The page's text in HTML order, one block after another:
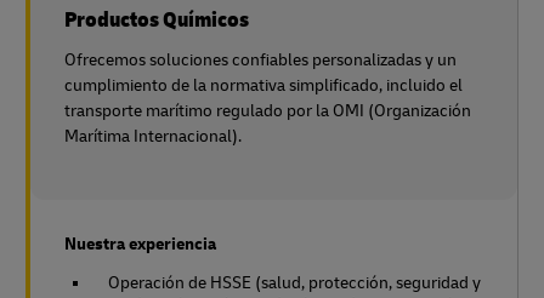
Productos Químicos
Ofrecemos soluciones confiables personalizadas y un
cumplimiento de la normativa simplificado, incluido el
transporte marítimo regulado por la OMI (Organización
Marítima Internacional).
Nuestra experiencia
Operación de HSSE (salud, protección, seguridad y